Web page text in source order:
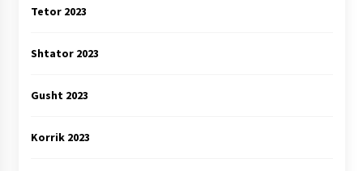
Tetor 2023
Shtator 2023
Gusht 2023
Korrik 2023